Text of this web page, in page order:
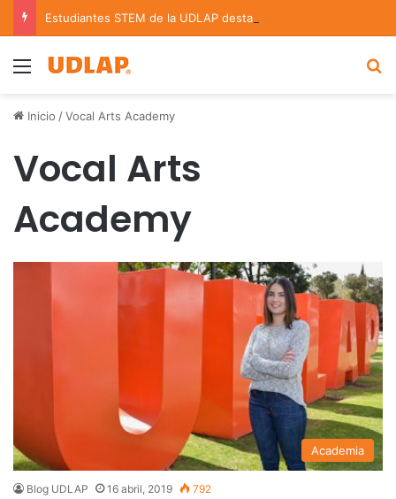
Menu
Inicio /Vocal Arts Academy
Vocal Arts
Academy
Academia
Blog UDLAP 16 abril, 2019 792